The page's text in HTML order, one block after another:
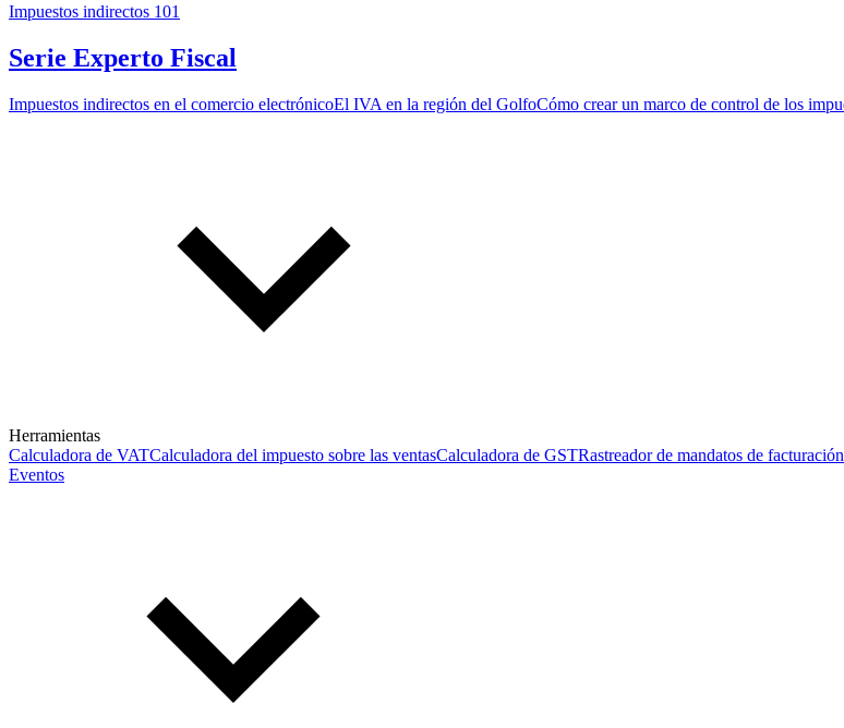
Impuestos indirectos 101
Serie Experto Fiscal
Impuestos indirectos en el comercio electrónicoEl IVA en la región del GolfoCómo crear un marco de control de los
Herramientas
Calculadora de VATCalculadora del impuesto sobre las ventasCalculadora de GSTRastreador de mandatos de
Eventos